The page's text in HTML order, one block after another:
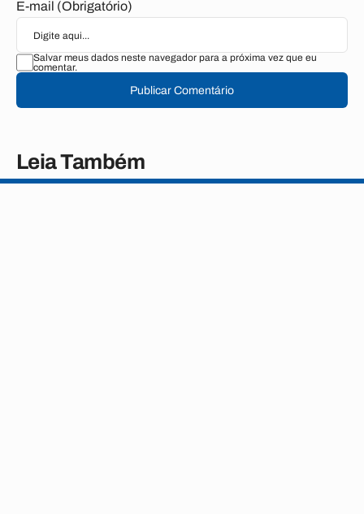
E-mail (Obrigatório)
Salvar meus dados neste navegador para a próxima vez que eu
comentar.
Publicar Comentário
Leia Também